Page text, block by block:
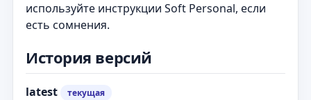
используйте инструкции Soft Personal, если
есть сомнения.
История версий
latest текущая